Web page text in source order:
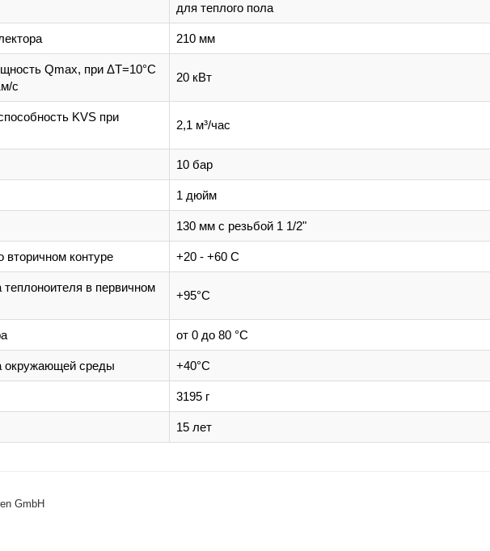
для теплого пола
210 мм
Qmax, при ΔT=10°С
с
20 кВт
KVS при
2,1 м³/час
10 бар
1 дюйм
130 мм с резьбой 1 1/2"
вторичном контуре +20 - +60 С
в первичном
+95°С
от 0 до 80 °С
окружающей среды +40°С
3195 г
15 лет
GmbH